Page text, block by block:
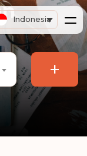
Indonesia
+